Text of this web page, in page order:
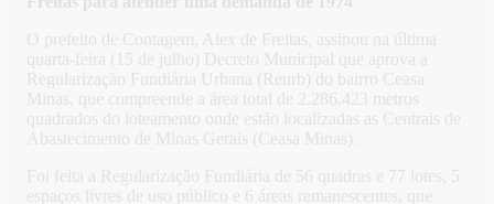
O prefeito de Contagem, Alex de Freitas, assinou na última
quarta-feira (15 de julho) Decreto Municipal que aprova a
Regularização Fundiária Urbana (Reurb) do bairro Ceasa
Minas, que compreende a área total de 2.286.423 metros
quadrados do loteamento onde estão localizadas as Centrais de
Abastecimento de Minas Gerais (Ceasa Minas).
Foi feita a Regularização Fundiária de 56 quadras e 77 lotes, 5
espaços livres de uso público e 6 áreas remanescentes, que